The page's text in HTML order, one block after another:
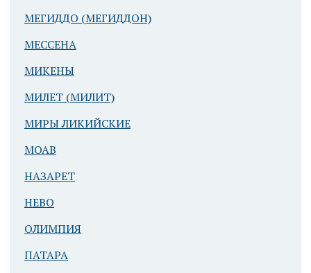
МЕГИДДО (МЕГИДДОН)
МЕССЕНА
МИКЕНЫ
МИЛЕТ (МИЛИТ)
МИРЫ ЛИКИЙСКИЕ
МОАВ
НАЗАРЕТ
НЕВО
ОЛИМПИЯ
ПАТАРА